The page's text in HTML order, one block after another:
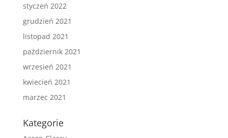
styczeń 2022
grudzień 2021
listopad 2021
październik 2021
wrzesień 2021
kwiecień 2021
marzec 2021
Kategorie